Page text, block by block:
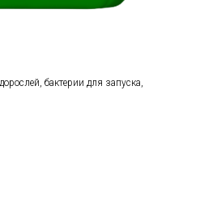
бактерии для запуска,